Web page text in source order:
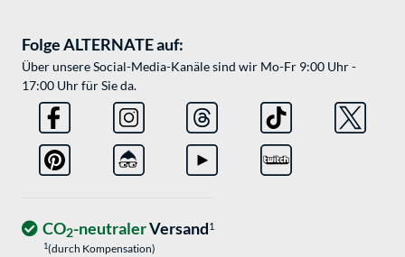
Folge ALTERNATE auf:
Über unsere Social-Media-Kanäle sind wir Mo-Fr 9:00 Uhr -
17:00 Uhr für Sie da.
CO2-neutralerVersand1
1(durch Kompensation)